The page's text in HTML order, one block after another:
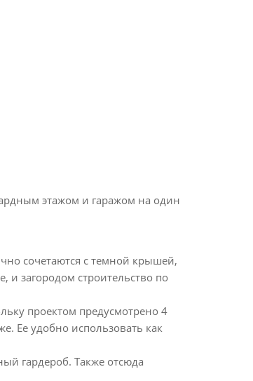
этажом и гаражом на один
сочетаются с темной крышей,
и загородом строительство по
проектом предусмотрено 4
Ее удобно использовать как
гардероб. Также отсюда